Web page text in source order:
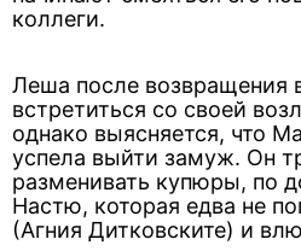
коллеги.
Леша после возвращения
встретиться со своей
однако выясняется, что
успела выйти замуж. Он
разменивать купюры, по
Настю, которая едва не
(Агния Дитковските) и